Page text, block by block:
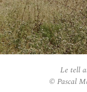
Le tell
© Pascal